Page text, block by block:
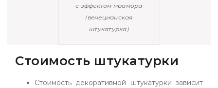
с эффектом мрамора
(венецианская
штукатурка)
Стоимость штукатурки
Стоимость декоративной штукатурки зависит